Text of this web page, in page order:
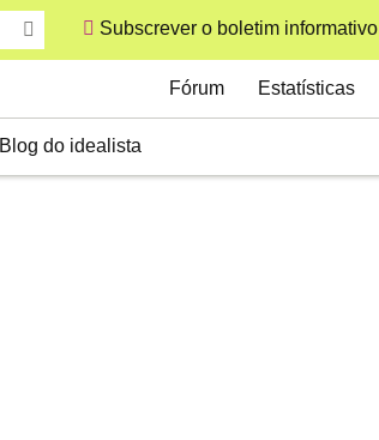
Subscrever o boletim informativo
Blog do idealista
Secondary
Fórum Estatísticas